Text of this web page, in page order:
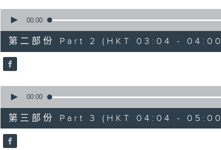
seconds
56
minutes,
10
seconds
90%
00:00
第二部份 Part 2 (HKT 03:04 -
seconds
56
minutes,
10
seconds
90%
00:00
第三部份 Part 3 (HKT 04:04 -